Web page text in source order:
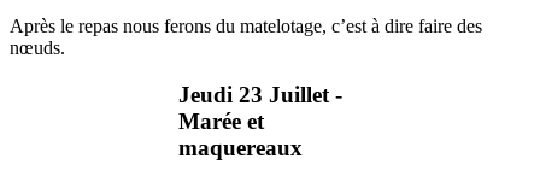
Après le repas nous ferons du matelotage, c’est à dire faire des
nœuds.
Jeudi 23 Juillet -
Marée et
maquereaux